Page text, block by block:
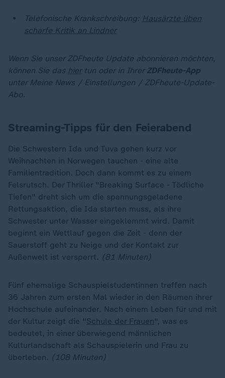
Telefonische Krankschreibung: Hausärzte üben
scharfe Kritik an Lindner
Wenn Sie unser ZDFheute Update abonnieren möchten,
können Sie das hiertun oder in Ihrer ZDFheute-App
unter Meine News / Einstellungen / ZDFheute-Update-
Abo.
Streaming-Tipps für den Feierabend
Die Schwestern Ida und Tuva gehen kurz vor
Weihnachten in Norwegen tauchen - eine alte
Familientradition. Doch dann kommt es zu einem
Felsrutsch. Der Thriller "Breaking Surface - Tödliche
Tiefen" dreht sich um die spannungsgeladene
Rettungsaktion, die Ida starten muss, als ihre
Schwester unter Wasser eingeklemmt wird. Damit
beginnt ein Wettlauf gegen die Zeit - denn der
Sauerstoff geht zu Neige und der Kontakt zur
Außenwelt ist versperrt. (81 Minuten)
Fünf ehemalige Schauspielstudentinnen treffen nach
36 Jahren zum ersten Mal wieder in den Räumen ihrer
Hochschule aufeinander. Nach einem Leben für und mit
der Kultur zeigt die "Schule der Frauen", was es
bedeutet, in einer überwiegend männlichen
Kulturlandschaft als Schauspielerin und Frau zu
überleben. (108 Minuten)